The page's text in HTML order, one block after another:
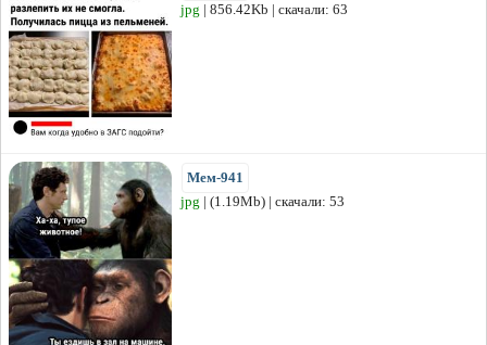
jpg | 856.42Kb | скачали: 63
Мем-941
jpg | (1.19Mb) | скачали: 53